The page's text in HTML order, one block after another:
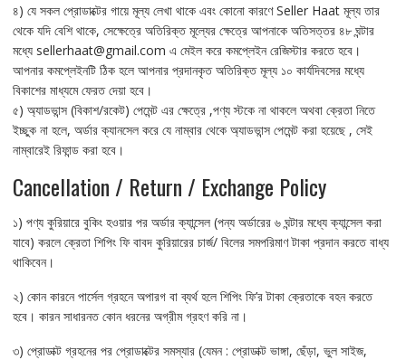
৪) যে সকল প্রোডাক্টের গায়ে মূল্য লেখা থাকে এবং কোনো কারণে Seller Haat মূল্য তার
থেকে যদি বেশি থাকে, সেক্ষেত্রে অতিরিক্ত মূল্যের ক্ষেত্রে আপনাকে অতিসত্তর ৪৮ ঘন্টার
মধ্যে sellerhaat@gmail.com এ মেইল করে কমপ্লেইন রেজিস্টার করতে হবে।
আপনার কমপ্লেইনটি ঠিক হলে আপনার প্রদানকৃত অতিরিক্ত মূল্য ১০ কার্যদিবসের মধ্যে
বিকাশের মাধ্যমে ফেরত দেয়া হবে।
৫) অ্যাডভান্স (বিকাশ/রকেট) পেমেন্ট এর ক্ষেত্রে ,পণ্য স্টকে না থাকলে অথবা ক্রেতা নিতে
ইচ্ছুক না হলে, অর্ডার ক্যানসেল করে যে নাম্বার থেকে অ্যাডভান্স পেমেন্ট করা হয়েছে , সেই
নাম্বারেই রিফান্ড করা হবে।
Cancellation / Return / Exchange Policy
১) পণ্য কুরিয়ারে বুকিং হওয়ার পর অর্ডার ক্যান্সেল (পন্য অর্ডারের ৬ ঘন্টার মধ্যে ক্যান্সেল করা
যাবে) করলে ক্রেতা শিপিং ফি বাবদ কুরিয়ারের চার্জ/ বিলের সমপরিমাণ টাকা প্রদান করতে বাধ্য
থাকিবেন।
২) কোন কারনে পার্সেল গ্রহনে অপারগ বা ব্যর্থ হলে শিপিং ফি’র টাকা ক্রেতাকে বহন করতে
হবে। কারন সাধারনত কোন ধরনের অগ্রীম গ্রহণ করি না।
৩) প্রোডাক্ট গ্রহনের পর প্রোডাক্টের সমস্যার (যেমন : প্রোডাক্ট ভাঙ্গা, ছেঁড়া, ভুল সাইজ,